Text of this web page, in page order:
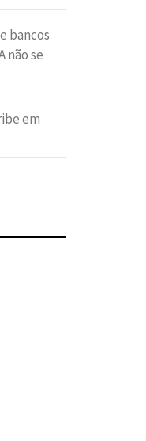
bancos
não se
em